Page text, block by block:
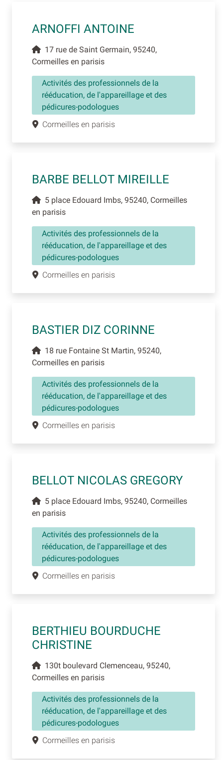
ARNOFFI ANTOINE
17 rue de Saint Germain, 95240,
Cormeilles en parisis
Activités des professionnels de la
rééducation, de l'appareillage et des
pédicures-podologues
Cormeilles en parisis
BARBE BELLOT MIREILLE
5 place Edouard Imbs, 95240, Cormeilles
en parisis
Activités des professionnels de la
rééducation, de l'appareillage et des
pédicures-podologues
Cormeilles en parisis
BASTIER DIZ CORINNE
18 rue Fontaine St Martin, 95240,
Cormeilles en parisis
Activités des professionnels de la
rééducation, de l'appareillage et des
pédicures-podologues
Cormeilles en parisis
BELLOT NICOLAS GREGORY
5 place Edouard Imbs, 95240, Cormeilles
en parisis
Activités des professionnels de la
rééducation, de l'appareillage et des
pédicures-podologues
Cormeilles en parisis
BERTHIEU BOURDUCHE
CHRISTINE
130t boulevard Clemenceau, 95240,
Cormeilles en parisis
Activités des professionnels de la
rééducation, de l'appareillage et des
pédicures-podologues
Cormeilles en parisis